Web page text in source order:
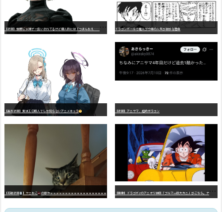
【
悲報】世間じゃ神ゲー扱いされてるけど個人的には「つまんねえ……」と思ったゲーム挙げてけ ドラゴンボールで魔人ブウ編の人気が微妙な理由
【高市悲報】実はエロ同人でしか知らないアニメキャラ 【悲報】アニサマ、超絶ガラコン
【石破悲報 】ヤニねこ の原作ｗｗｗｗｗｗｗｗｗｗｗｗｗｗｗｗｗｗｗ 【
画像】ドラゴボZのアニオリ神回「ブルマvs巨大カニ」がこちら。ナメック星の海にドラゴボを落としたブルマと巨大カニのバトル